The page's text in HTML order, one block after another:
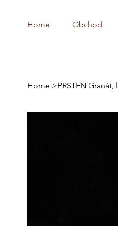
Home Obchod
Home >PRSTEN Granát,